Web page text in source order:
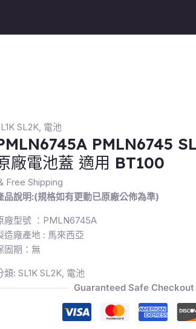
SL2K, 電池
PMLN6745
廠電池蓋 適用 BT100
Free Shipping
品說明:(規格如有更動已原廠公佈為準)
廠型號 ：PMLN6745A
造廠產地 : 馬來西亞
固期：無
類: SL1K SL2K, 電池
Guaranteed Safe Checkout